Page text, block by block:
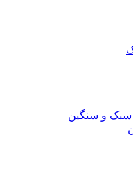
سبک و سنگین